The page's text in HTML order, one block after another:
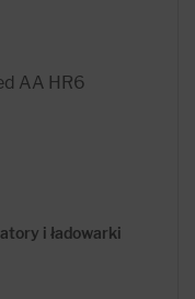
AA HR6
i ładowarki